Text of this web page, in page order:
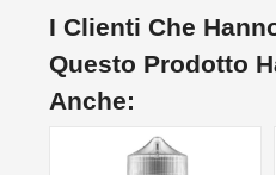
I Clienti Che
Questo Prodotto
Anche: